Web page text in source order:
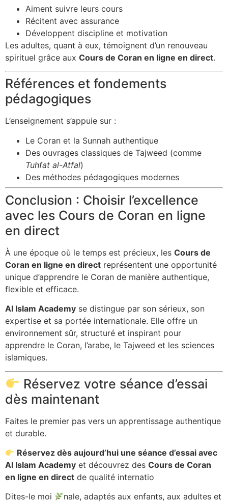
Aiment suivre leurs cours
Récitent avec assurance
Développent discipline et motivation
Les adultes, quant à eux, témoignent d’un renouveau
spirituel grâce aux Cours de Coran en ligne en direct.
Références et fondements
pédagogiques
L’enseignement s’appuie sur :
Le Coran et la Sunnah authentique
Des ouvrages classiques de Tajweed (comme
Tuhfat al-Atfal)
Des méthodes pédagogiques modernes
Conclusion : Choisir l’excellence
avec les Cours de Coran en ligne
en direct
À une époque où le temps est précieux, les Cours de
Coran en ligne en direct représentent une opportunité
unique d’apprendre le Coran de manière authentique,
flexible et efficace.
Al Islam Academy se distingue par son sérieux, son
expertise et sa portée internationale. Elle offre un
environnement sûr, structuré et inspirant pour
apprendre le Coran, l’arabe, le Tajweed et les sciences
islamiques.
Réservez votre séance d’essai
dès maintenant
Faites le premier pas vers un apprentissage authentique
et durable.
Réservez dès aujourd’hui une séance d’essai avec
Al Islam Academy et découvrez des Cours de Coran
en ligne en direct de qualité internatio
Dites-le moi
nale, adaptés aux enfants, aux adultes et